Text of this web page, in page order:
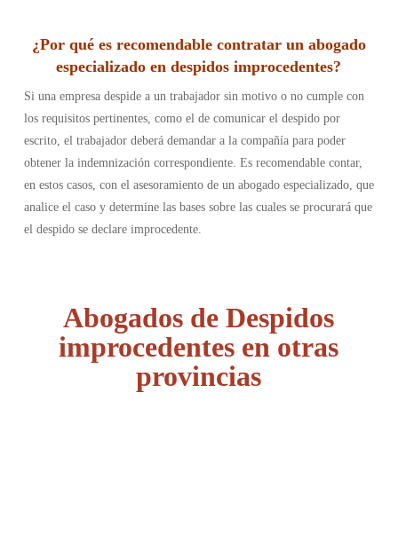
¿Por qué es recomendable contratar un abogado
especializado en despidos improcedentes?
Si una empresa despide a un trabajador sin motivo o no cumple con
los requisitos pertinentes, como el de comunicar el despido por
escrito, el trabajador deberá demandar a la compañía para poder
obtener la indemnización correspondiente. Es recomendable contar,
en estos casos, con el asesoramiento de un abogado especializado, que
analice el caso y determine las bases sobre las cuales se procurará que
el despido se declare improcedente.
Abogados de Despidos
improcedentes en otras
provincias